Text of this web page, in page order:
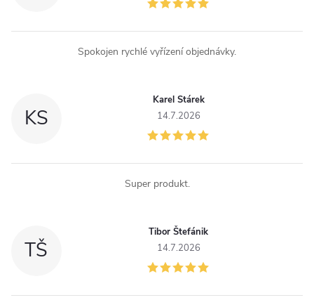
u
Spokojen rychlé vyřízení objednávky.
KS
Karel Stárek
14.7.2026
Super produkt.
TŠ
Tibor Štefánik
14.7.2026